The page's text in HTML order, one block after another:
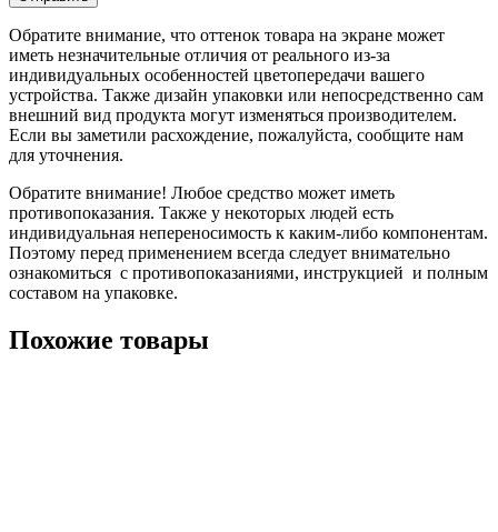
Обратите внимание, что оттенок товара на экране может
иметь незначительные отличия от реального из-за
индивидуальных особенностей цветопередачи вашего
устройства. Также дизайн упаковки или непосредственно сам
внешний вид продукта могут изменяться производителем.
Если вы заметили расхождение, пожалуйста, сообщите нам
для уточнения.
Обратите внимание! Любое средство может иметь
противопоказания. Также у некоторых людей есть
индивидуальная непереносимость к каким-либо компонентам.
Поэтому перед применением всегда следует внимательно
ознакомиться с противопоказаниями, инструкцией и полным
составом на упаковке.
Похожие товары